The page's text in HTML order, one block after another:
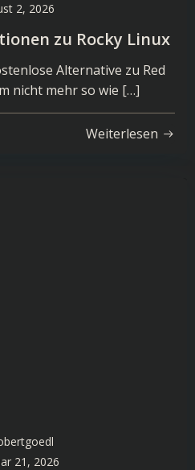
2, 2026
zu Rocky Linux
Alternative zu Red
nicht mehr so wie […]
Weiterlesen
21, 2026